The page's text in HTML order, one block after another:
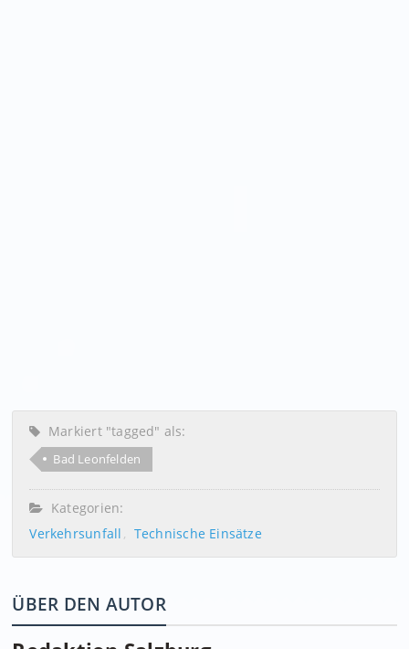
Markiert "tagged" als:
Bad Leonfelden
Kategorien:
Verkehrsunfall
Technische Einsätze
ÜBER DEN AUTOR